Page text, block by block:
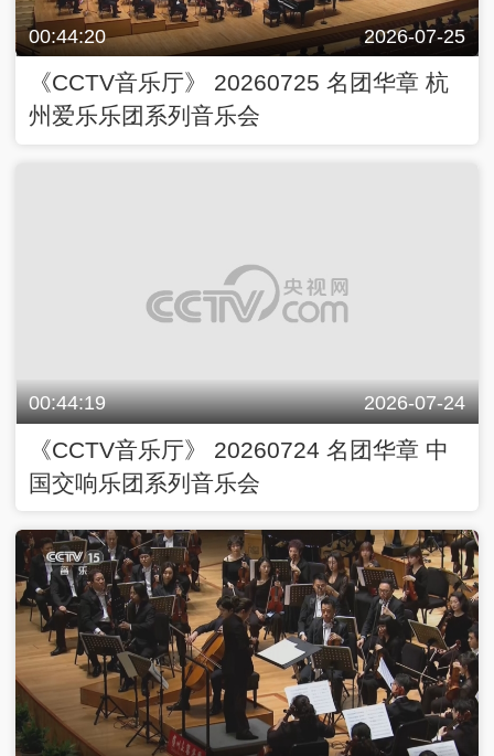
00:44:20 2026-07-25
《CCTV音乐厅》 20260725 名团华章 杭
州爱乐乐团系列音乐会
00:44:19 2026-07-24
《CCTV音乐厅》 20260724 名团华章 中
国交响乐团系列音乐会